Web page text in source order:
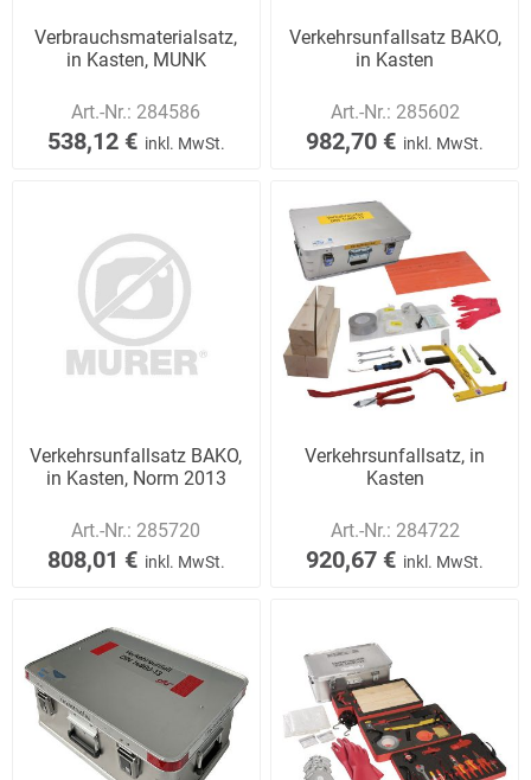
Verbrauchsmaterialsatz,
in Kasten, MUNK
Art.-Nr.: 284586
538,12 € inkl. MwSt.
Verkehrsunfallsatz BAKO,
in Kasten
Art.-Nr.: 285602
982,70 € inkl. MwSt.
Verkehrsunfallsatz BAKO,
in Kasten, Norm 2013
Art.-Nr.: 285720
808,01 € inkl. MwSt.
Verkehrsunfallsatz, in
Kasten
Art.-Nr.: 284722
920,67 € inkl. MwSt.